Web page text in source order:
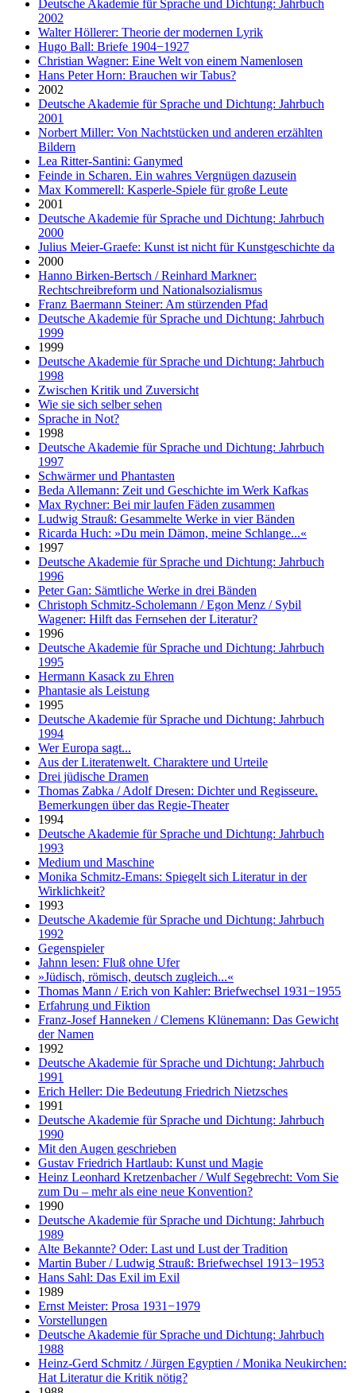
Deutsche Akademie für Sprache und Dichtung: Jahrbuch
2002
Walter Höllerer: Theorie der modernen Lyrik
Hugo Ball: Briefe 1904−1927
Christian Wagner: Eine Welt von einem Namenlosen
Hans Peter Horn: Brauchen wir Tabus?
2002
Deutsche Akademie für Sprache und Dichtung: Jahrbuch
2001
Norbert Miller: Von Nachtstücken und anderen erzählten
Bildern
Lea Ritter-Santini: Ganymed
Feinde in Scharen. Ein wahres Vergnügen dazusein
Max Kommerell: Kasperle-Spiele für große Leute
2001
Deutsche Akademie für Sprache und Dichtung: Jahrbuch
2000
Julius Meier-Graefe: Kunst ist nicht für Kunstgeschichte da
2000
Hanno Birken-Bertsch / Reinhard Markner:
Rechtschreibreform und Nationalsozialismus
Franz Baermann Steiner: Am stürzenden Pfad
Deutsche Akademie für Sprache und Dichtung: Jahrbuch
1999
1999
Deutsche Akademie für Sprache und Dichtung: Jahrbuch
1998
Zwischen Kritik und Zuversicht
Wie sie sich selber sehen
Sprache in Not?
1998
Deutsche Akademie für Sprache und Dichtung: Jahrbuch
1997
Schwärmer und Phantasten
Beda Allemann: Zeit und Geschichte im Werk Kafkas
Max Rychner: Bei mir laufen Fäden zusammen
Ludwig Strauß: Gesammelte Werke in vier Bänden
Ricarda Huch: »Du mein Dämon, meine Schlange...«
1997
Deutsche Akademie für Sprache und Dichtung: Jahrbuch
1996
Peter Gan: Sämtliche Werke in drei Bänden
Christoph Schmitz-Scholemann / Egon Menz / Sybil
Wagener: Hilft das Fernsehen der Literatur?
1996
Deutsche Akademie für Sprache und Dichtung: Jahrbuch
1995
Hermann Kasack zu Ehren
Phantasie als Leistung
1995
Deutsche Akademie für Sprache und Dichtung: Jahrbuch
1994
Wer Europa sagt...
Aus der Literatenwelt. Charaktere und Urteile
Drei jüdische Dramen
Thomas Zabka / Adolf Dresen: Dichter und Regisseure.
Bemerkungen über das Regie-Theater
1994
Deutsche Akademie für Sprache und Dichtung: Jahrbuch
1993
Medium und Maschine
Monika Schmitz-Emans: Spiegelt sich Literatur in der
Wirklichkeit?
1993
Deutsche Akademie für Sprache und Dichtung: Jahrbuch
1992
Gegenspieler
Jahnn lesen: Fluß ohne Ufer
»Jüdisch, römisch, deutsch zugleich...«
Thomas Mann / Erich von Kahler: Briefwechsel 1931−1955
Erfahrung und Fiktion
Franz-Josef Hanneken / Clemens Klünemann: Das Gewicht
der Namen
1992
Deutsche Akademie für Sprache und Dichtung: Jahrbuch
1991
Erich Heller: Die Bedeutung Friedrich Nietzsches
1991
Deutsche Akademie für Sprache und Dichtung: Jahrbuch
1990
Mit den Augen geschrieben
Gustav Friedrich Hartlaub: Kunst und Magie
Heinz Leonhard Kretzenbacher / Wulf Segebrecht: Vom Sie
zum Du – mehr als eine neue Konvention?
1990
Deutsche Akademie für Sprache und Dichtung: Jahrbuch
1989
Alte Bekannte? Oder: Last und Lust der Tradition
Martin Buber / Ludwig Strauß: Briefwechsel 1913−1953
Hans Sahl: Das Exil im Exil
1989
Ernst Meister: Prosa 1931−1979
Vorstellungen
Deutsche Akademie für Sprache und Dichtung: Jahrbuch
1988
Heinz-Gerd Schmitz / Jürgen Egyptien / Monika Neukirchen:
Hat Literatur die Kritik nötig?